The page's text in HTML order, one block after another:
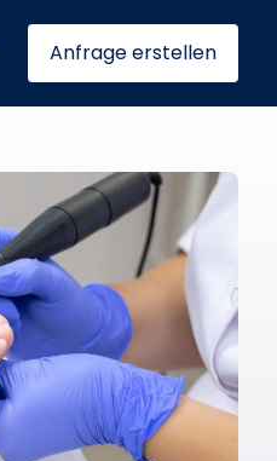
Anfrage erstellen